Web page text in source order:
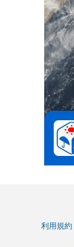
利用規約